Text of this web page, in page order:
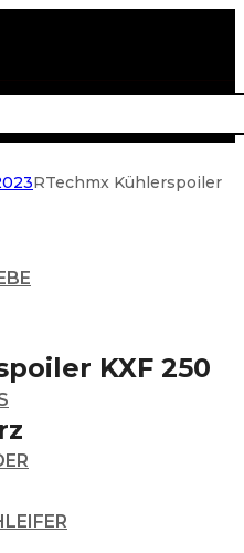
RTechmx Kühlerspoiler
KXF 250